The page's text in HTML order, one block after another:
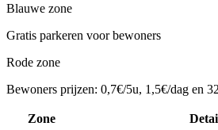
Blauwe zone
Gratis parkeren voor bewoners
Rode zone
Bewoners prijzen: 0,7€/5u, 1,5€/dag en
Zone